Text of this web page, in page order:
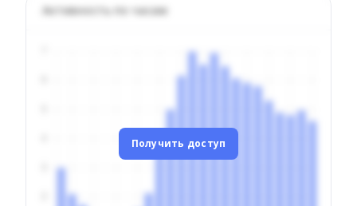
Активность по часам
Получить доступ